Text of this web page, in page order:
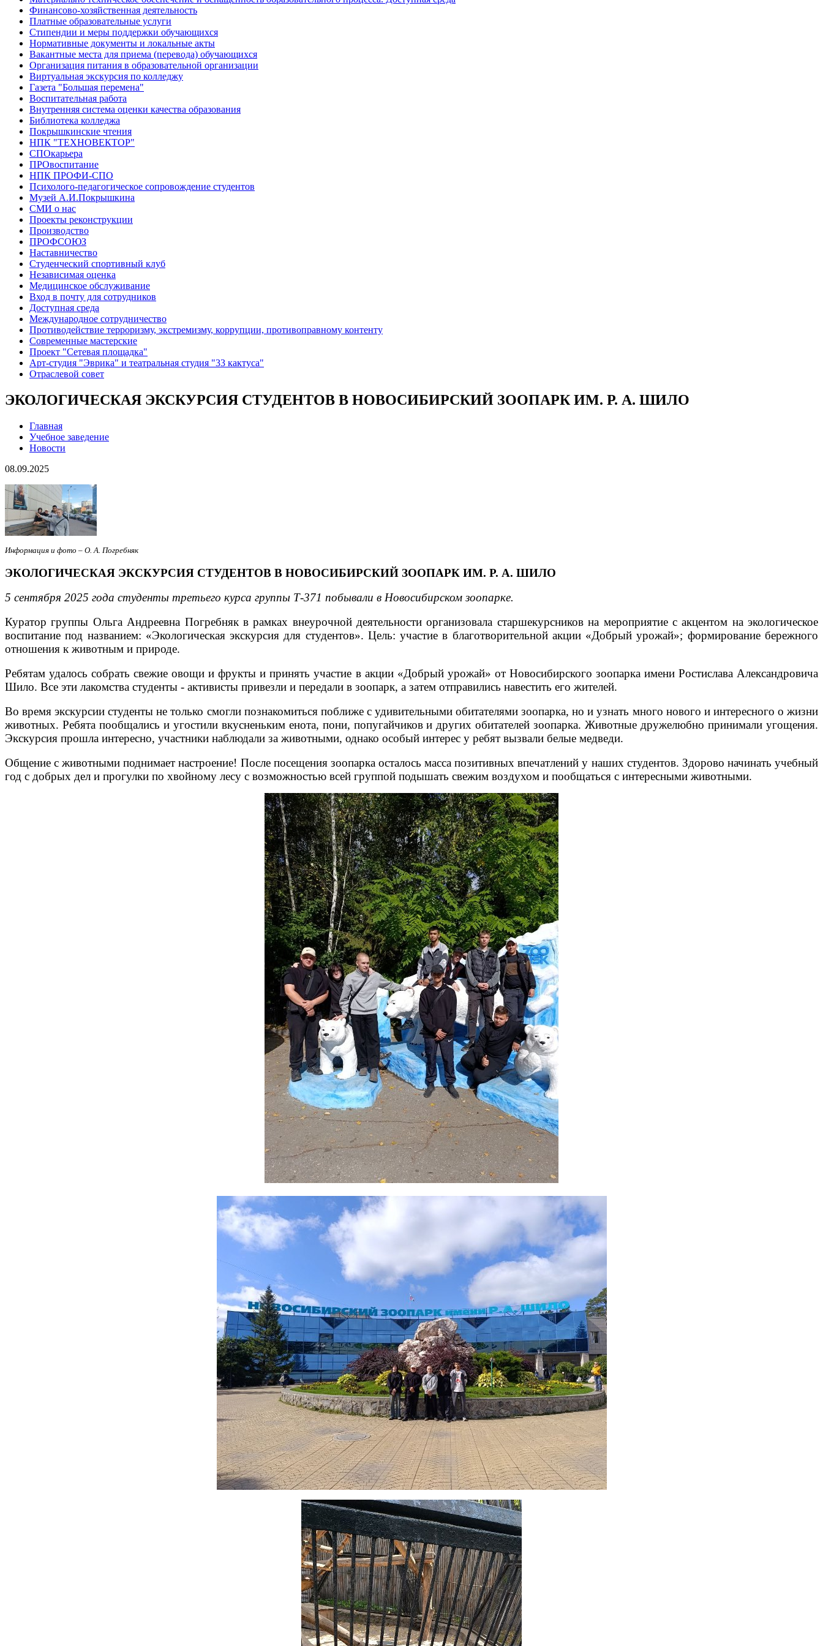
Финансово-хозяйственная деятельность
Платные образовательные услуги
Стипендии и меры поддержки обучающихся
Нормативные документы и локальные акты
Вакантные места для приема (перевода) обучающихся
Организация питания в образовательной организации
Виртуальная экскурсия по колледжу
Газета "Большая перемена"
Воспитательная работа
Внутренняя система оценки качества образования
Библиотека колледжа
Покрышкинские чтения
НПК "ТЕХНОВЕКТОР"
СПОкарьера
ПРОвоспитание
НПК ПРОФИ-СПО
Психолого-педагогическое сопровождение студентов
Музей А.И.Покрышкина
СМИ о нас
Проекты реконструкции
Производство
ПРОФСОЮЗ
Наставничество
Студенческий спортивный клуб
Независимая оценка
Медицинское обслуживание
Вход в почту для сотрудников
Доступная среда
Международное сотрудничество
Противодействие терроризму, экстремизму, коррупции, противоправному контенту
Современные мастерские
Проект "Сетевая площадка"
Арт-студия "Эврика" и театральная студия "33 кактуса"
Отраслевой совет
ЭКОЛОГИЧЕСКАЯ ЭКСКУРСИЯ СТУДЕНТОВ В НОВОСИБИРСКИЙ ЗООПАРК ИМ. Р. А. ШИЛО
Главная
Учебное заведение
Новости
08.09.2025
Информация и фото – О. А. Погребняк
ЭКОЛОГИЧЕСКАЯ ЭКСКУРСИЯ СТУДЕНТОВ В НОВОСИБИРСКИЙ ЗООПАРК ИМ. Р. А. ШИЛО
5 сентября 2025 года студенты третьего курса группы Т-371 побывали в Новосибирском зоопарке.
Куратор группы Ольга Андреевна Погребняк в рамках внеурочной деятельности организовала старшекурсников на мероприятие с акцентом на экологическое
воспитание под названием: «Экологическая экскурсия для студентов». Цель: участие в благотворительной акции «Добрый урожай»; формирование бережного
отношения к животным и природе.
Ребятам удалось собрать свежие овощи и фрукты и принять участие в акции «Добрый урожай» от Новосибирского зоопарка имени Ростислава Александровича
Шило. Все эти лакомства студенты - активисты привезли и передали в зоопарк, а затем отправились навестить его жителей.
Во время экскурсии студенты не только смогли познакомиться поближе с удивительными обитателями зоопарка, но и узнать много нового и интересного о жизни
животных. Ребята пообщались и угостили вкусненьким енота, пони, попугайчиков и других обитателей зоопарка. Животные дружелюбно принимали угощения.
Экскурсия прошла интересно, участники наблюдали за животными, однако особый интерес у ребят вызвали белые медведи.
Общение с животными поднимает настроение! После посещения зоопарка осталось масса позитивных впечатлений у наших студентов. Здорово начинать учебный
год с добрых дел и прогулки по хвойному лесу с возможностью всей группой подышать свежим воздухом и пообщаться с интересными животными.